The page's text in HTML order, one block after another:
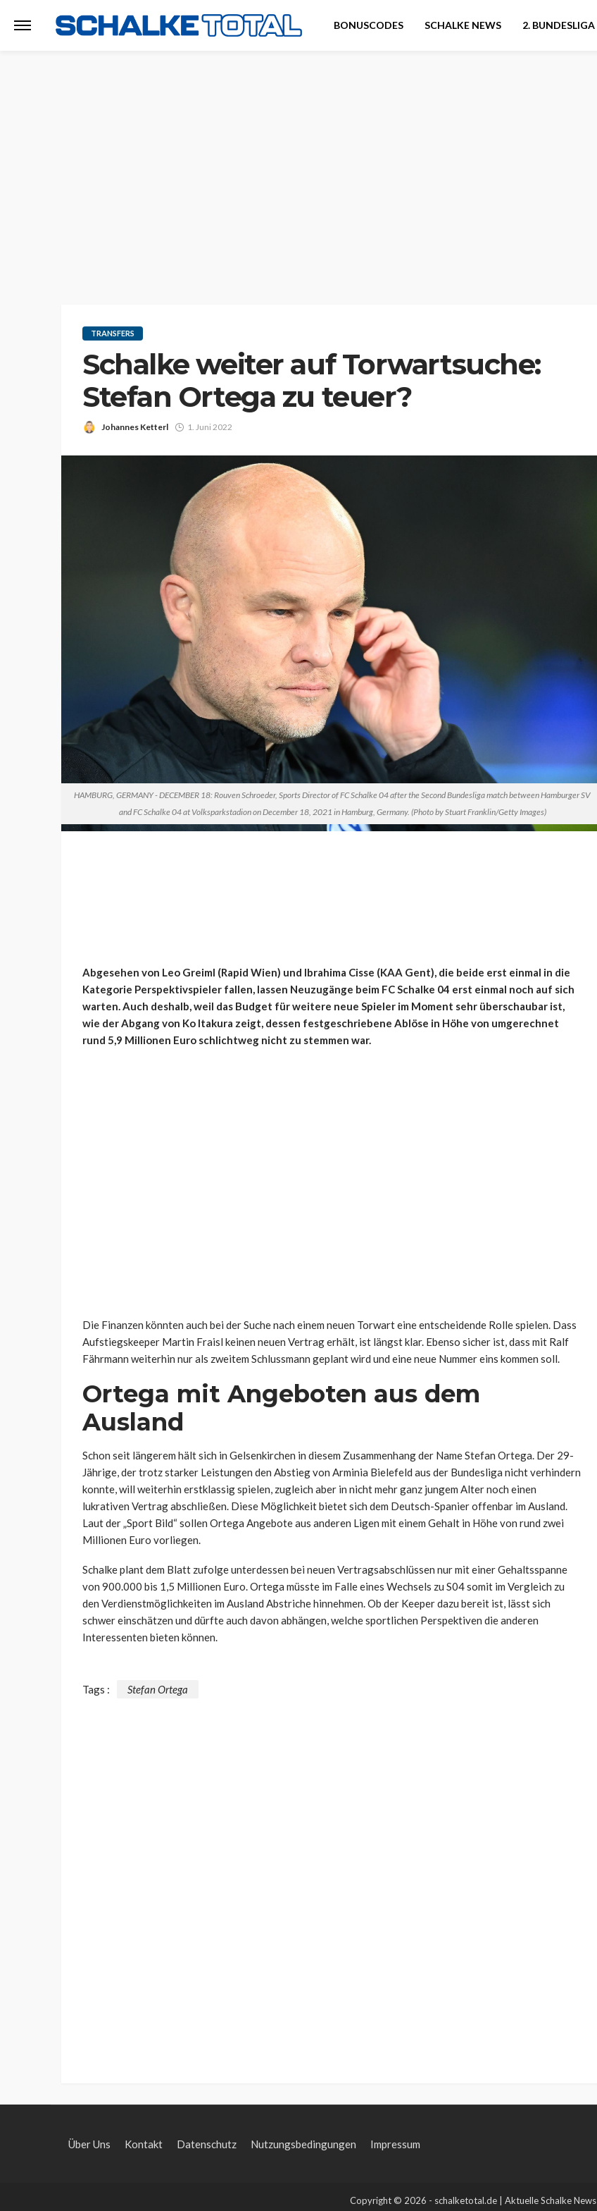
BONUSCODES SCHALKE NEWS 2. BUNDESLIGA
TRANSFERS
Schalke weiter auf Torwartsuche:
Stefan Ortega zu teuer?
Johannes Ketterl 1. Juni 2022
HAMBURG, GERMANY - DECEMBER 18: Rouven Schroeder, Sports Director of FC Schalke 04 after the Second Bundesliga match between Hamburger SV
and FC Schalke 04 at Volksparkstadion on December 18, 2021 in Hamburg, Germany. (Photo by Stuart Franklin/Getty Images)
Abgesehen von Leo Greiml (Rapid Wien) und Ibrahima Cisse (KAA Gent), die beide erst einmal in die
Kategorie Perspektivspieler fallen, lassen Neuzugänge beim FC Schalke 04 erst einmal noch auf sich
warten. Auch deshalb, weil das Budget für weitere neue Spieler im Moment sehr überschaubar ist,
wie der Abgang von Ko Itakura zeigt, dessen festgeschriebene Ablöse in Höhe von umgerechnet
rund 5,9 Millionen Euro schlichtweg nicht zu stemmen war.
Die Finanzen könnten auch bei der Suche nach einem neuen Torwart eine entscheidende Rolle spielen. Dass
Aufstiegskeeper Martin Fraisl keinen neuen Vertrag erhält, ist längst klar. Ebenso sicher ist, dass mit Ralf
Fährmann weiterhin nur als zweitem Schlussmann geplant wird und eine neue Nummer eins kommen soll.
Ortega mit Angeboten aus dem
Ausland
Schon seit längerem hält sich in Gelsenkirchen in diesem Zusammenhang der Name Stefan Ortega. Der 29-
Jährige, der trotz starker Leistungen den Abstieg von Arminia Bielefeld aus der Bundesliga nicht verhindern
konnte, will weiterhin erstklassig spielen, zugleich aber in nicht mehr ganz jungem Alter noch einen
lukrativen Vertrag abschließen. Diese Möglichkeit bietet sich dem Deutsch-Spanier offenbar im Ausland.
Laut der „Sport Bild“ sollen Ortega Angebote aus anderen Ligen mit einem Gehalt in Höhe von rund zwei
Millionen Euro vorliegen.
Schalke plant dem Blatt zufolge unterdessen bei neuen Vertragsabschlüssen nur mit einer Gehaltsspanne
von 900.000 bis 1,5 Millionen Euro. Ortega müsste im Falle eines Wechsels zu S04 somit im Vergleich zu
den Verdienstmöglichkeiten im Ausland Abstriche hinnehmen. Ob der Keeper dazu bereit ist, lässt sich
schwer einschätzen und dürfte auch davon abhängen, welche sportlichen Perspektiven die anderen
Interessenten bieten können.
Tags : Stefan Ortega
Über Uns Kontakt Datenschutz Nutzungsbedingungen Impressum
Copyright © 2026 - schalketotal.de | Aktuelle Schalke News